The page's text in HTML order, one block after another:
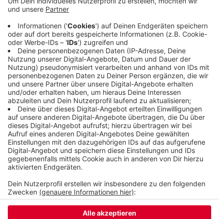
Außerdem im Programm: Ein Seminar an der Uni
zur Regenwassernutzung, eine Führung durch das
Murmelbachtal und eine Besichtigung der
Kläranlage Kohlfurth.Zum kompletten Programm
der Wasserwoche
Veröffentlicht:Freitag, 13.03.2026 11:28
Anzeige
Anzeige